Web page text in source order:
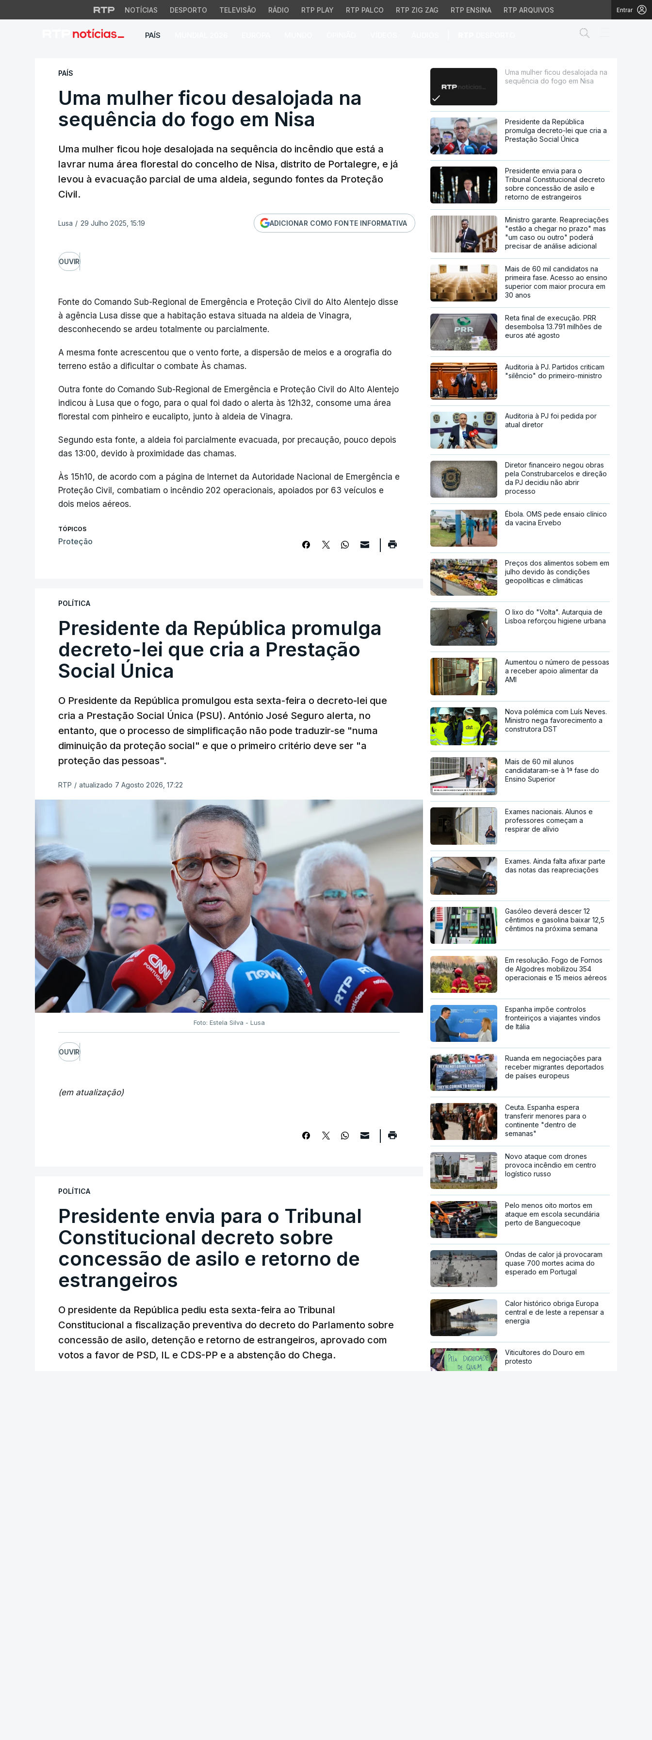
NOTÍCIAS DESPORTO TELEVISÃO RÁDIO RTP PLAY RTP PALCO RTP ZIG ZAG RTP ENSINA RTP ARQUIVOS Entrar
PAÍS
Uma mulher ficou desalojada na sequência do fogo em Nisa
PAÍS
Uma mulher ficou desalojada na
sequência do fogo em Nisa
Uma mulher ficou hoje desalojada na sequência do incêndio que está a
lavrar numa área florestal do concelho de Nisa, distrito de Portalegre, e já
levou à evacuação parcial de uma aldeia, segundo fontes da Proteção
Civil.
Lusa / 29 Julho 2025, 15:19 ADICIONAR COMO FONTE INFORMATIVA
OUVIR
Fonte do Comando Sub-Regional de Emergência e Proteção Civil do Alto Alentejo disse
à agência Lusa disse que a habitação estava situada na aldeia de Vinagra,
desconhecendo se ardeu totalmente ou parcialmente.
A mesma fonte acrescentou que o vento forte, a dispersão de meios e a orografia do
terreno estão a dificultar o combate Às chamas.
Outra fonte do Comando Sub-Regional de Emergência e Proteção Civil do Alto Alentejo
indicou à Lusa que o fogo, para o qual foi dado o alerta às 12h32, consome uma área
florestal com pinheiro e eucalipto, junto à aldeia de Vinagra.
Segundo esta fonte, a aldeia foi parcialmente evacuada, por precaução, pouco depois
das 13:00, devido à proximidade das chamas.
Às 15h10, de acordo com a página de Internet da Autoridade Nacional de Emergência e
Proteção Civil, combatiam o incêndio 202 operacionais, apoiados por 63 veículos e
dois meios aéreos.
TÓPICOS
Proteção
POLÍTICA
Presidente da República promulga
decreto-lei que cria a Prestação
Social Única
O Presidente da República promulgou esta sexta-feira o decreto-lei que
cria a Prestação Social Única (PSU). António José Seguro alerta, no
entanto, que o processo de simplificação não pode traduzir-se "numa
diminuição da proteção social" e que o primeiro critério deve ser "a
proteção das pessoas".
RTP / atualizado 7 Agosto 2026, 17:22
Foto: Estela Silva - Lusa
OUVIR
(em atualização)
POLÍTICA
Presidente envia para o Tribunal
Constitucional decreto sobre
concessão de asilo e retorno de
estrangeiros
O presidente da República pediu esta sexta-feira ao Tribunal
Constitucional a fiscalização preventiva do decreto do Parlamento sobre
concessão de asilo, detenção e retorno de estrangeiros, aprovado com
votos a favor de PSD, IL e CDS-PP e a abstenção do Chega.
Uma mulher ficou desalojada na
sequência do fogo em Nisa
Presidente da República
promulga decreto-lei que cria a
Prestação Social Única
Presidente envia para o
Tribunal Constitucional decreto
sobre concessão de asilo e
retorno de estrangeiros
Ministro garante. Reapreciações
"estão a chegar no prazo" mas
"um caso ou outro" poderá
precisar de análise adicional
Mais de 60 mil candidatos na
primeira fase. Acesso ao ensino
superior com maior procura em
30 anos
Reta final de execução. PRR
desembolsa 13.791 milhões de
euros até agosto
Auditoria à PJ. Partidos criticam
"silêncio" do primeiro-ministro
Auditoria à PJ foi pedida por
atual diretor
Diretor financeiro negou obras
pela Construbarcelos e direção
da PJ decidiu não abrir
processo
Ébola. OMS pede ensaio clínico
da vacina Ervebo
Preços dos alimentos sobem em
julho devido às condições
geopolíticas e climáticas
O lixo do "Volta". Autarquia de
Lisboa reforçou higiene urbana
Aumentou o número de pessoas
a receber apoio alimentar da
AMI
Nova polémica com Luís Neves.
Ministro nega favorecimento a
construtora DST
Mais de 60 mil alunos
candidataram-se à 1ª fase do
Ensino Superior
Exames nacionais. Alunos e
professores começam a
respirar de alívio
Exames. Ainda falta afixar parte
das notas das reapreciações
Gasóleo deverá descer 12
cêntimos e gasolina baixar 12,5
cêntimos na próxima semana
Em resolução. Fogo de Fornos
de Algodres mobilizou 354
operacionais e 15 meios aéreos
Espanha impõe controlos
fronteiriços a viajantes vindos
de Itália
Ruanda em negociações para
receber migrantes deportados
de países europeus
Ceuta. Espanha espera
transferir menores para o
continente "dentro de
semanas"
Novo ataque com drones
provoca incêndio em centro
logístico russo
Pelo menos oito mortos em
ataque em escola secundária
perto de Banguecoque
Ondas de calor já provocaram
quase 700 mortes acima do
esperado em Portugal
Calor histórico obriga Europa
central e de leste a repensar a
energia
Viticultores do Douro em
protesto